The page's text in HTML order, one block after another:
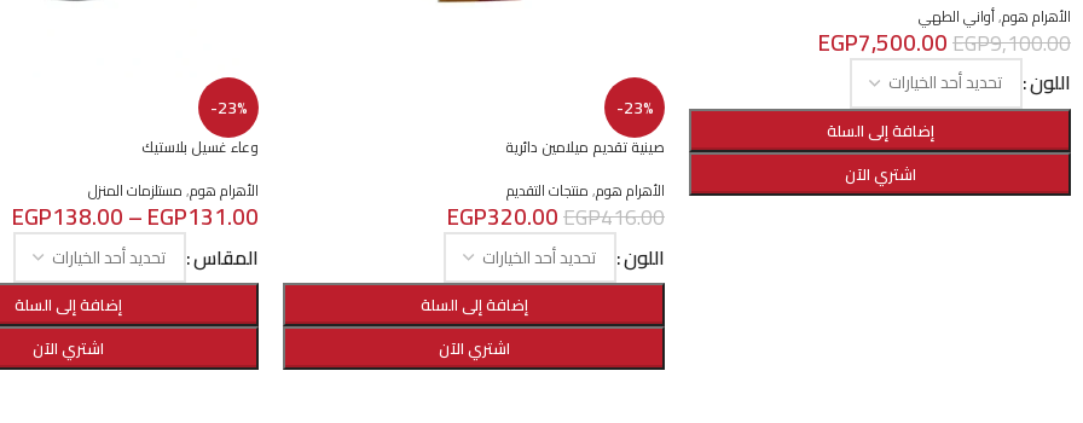
الأهرام هوم,أواني الطهي
EGP9,100.00
EGP7,500.00
اللون
إضافة إلى السلة
اشتري الآن
-23%
صينية تقديم ميلامين دائرية
الأهرام هوم,منتجات التقديم
EGP416.00
EGP320.00
اللون
إضافة إلى السلة
اشتري الآن
-23%
وعاء غسيل بلاستيك
الأهرام هوم,مستلزمات المنزل
EGP131.00
–
EGP138.00
المقاس
إضافة إلى السلة
اشتري الآن